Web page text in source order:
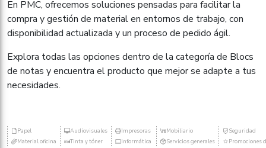
En PMC, ofrecemos soluciones pensadas para facilitar la
compra y gestión de material en entornos de trabajo, con
disponibilidad actualizada y un proceso de pedido ágil.
Explora todas las opciones dentro de la categoría de Blocs
de notas y encuentra el producto que mejor se adapte a tus
necesidades.
Papel
Material oficina
Audiovisuales
Tinta y tóner
Impresoras
Informática
Mobiliario
Servicios generales
Seguridad
Promociones